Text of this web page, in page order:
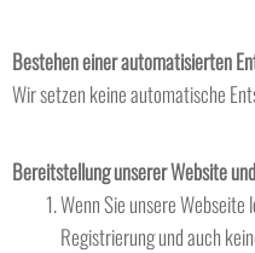
Bestehen einer automatisierten
Wir setzen keine automatische
Bereitstellung unserer Website
Wenn Sie unsere
Registrierung und auch